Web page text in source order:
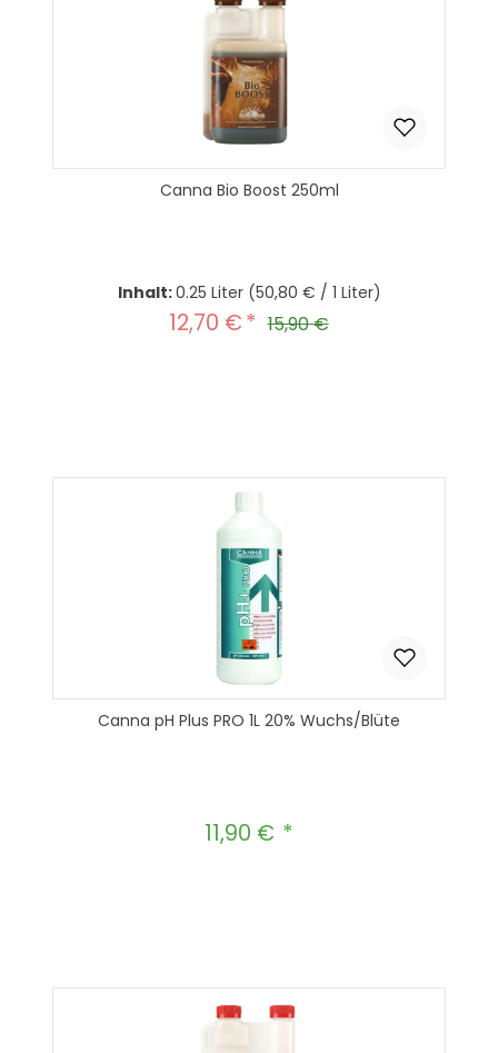
Canna Bio Boost 250ml
Inhalt:0.25 Liter (50,80 € / 1 Liter)
Verkaufspreis:
12,70 € Regulärer Preis:
15,90 €
Canna pH Plus PRO 1L 20% Wuchs/Blüte
Regulärer Preis:
11,90 €